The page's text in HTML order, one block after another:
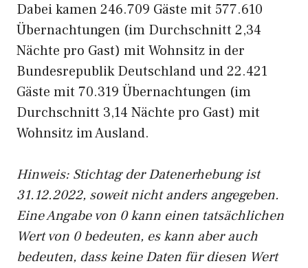
Dabei kamen 246.709 Gäste mit 577.610
Übernachtungen (im Durchschnitt 2,34
Nächte pro Gast) mit Wohnsitz in der
Bundesrepublik Deutschland und 22.421
Gäste mit 70.319 Übernachtungen (im
Durchschnitt 3,14 Nächte pro Gast) mit
Wohnsitz im Ausland.
Hinweis: Stichtag der Datenerhebung ist
31.12.2022, soweit nicht anders angegeben.
Eine Angabe von 0 kann einen tatsächlichen
Wert von 0 bedeuten, es kann aber auch
bedeuten, dass keine Daten für diesen Wert